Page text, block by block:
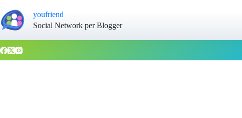
youfriend
Social Network per Blogger